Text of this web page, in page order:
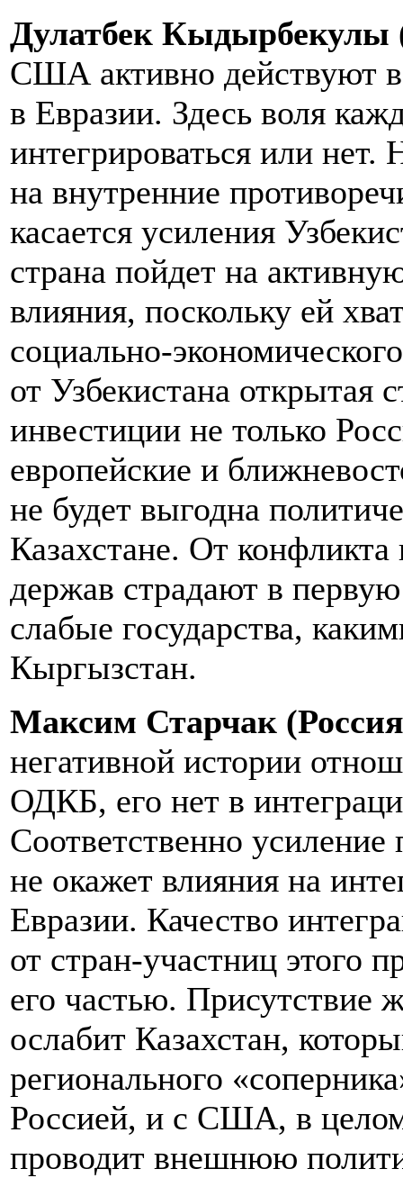
Дулатбек Кыдырбекулы
США активно действуют в
в Евразии. Здесь воля
интегрироваться или
на внутренние
касается усиления
страна пойдет на
влияния, поскольку ей
социально-
от Узбекистана открытая
инвестиции не только
европейские и
не будет выгодна
Казахстане. От
держав страдают в
слабые государства,
Кыргызстан.
Максим Старчак
негативной истории
ОДКБ, его нет в
Соответственно
не окажет влияния на
Евразии. Качество
от стран-участниц этого
его частью. Присутствие
ослабит Казахстан,
регионального
Россией, и с США, в
проводит внешнюю